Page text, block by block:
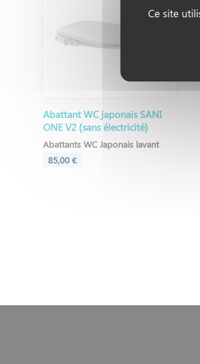
Abattant WC japonais SANI
ONE V2 (sans électricité)
Abattants WC Japonais lavant
85,00 €
Ce site